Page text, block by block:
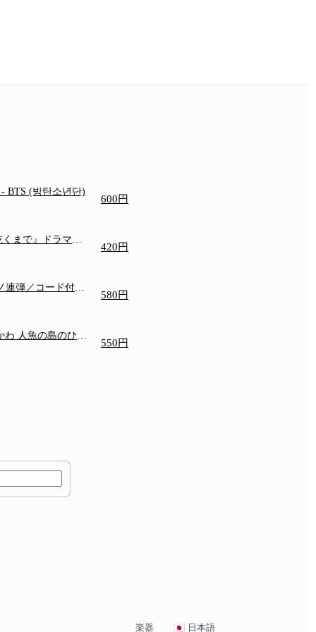
- BTS (방탄소년단)
600円
まで』ドラマ主
420円
連弾／コード付き
580円
人魚の島のひみ
550円
楽器 日本語